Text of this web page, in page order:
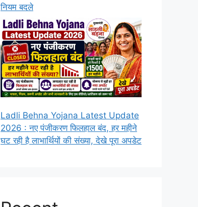
नियम बदले
Ladli Behna Yojana Latest Update
2026 : नए पंजीकरण फिलहाल बंद, हर महीने
घट रही है लाभार्थियों की संख्या, देखे पूरा अपडेट